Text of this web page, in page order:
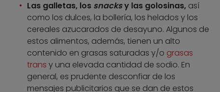
Las galletas, los snacksy las golosinas, así
como los dulces, la bollería, los helados y los
cereales azucarados de desayuno. Algunos de
estos alimentos, además, tienen un alto
contenido en grasas saturadas y/o grasas
trans y una elevada cantidad de sodio. En
general, es prudente desconfiar de los
mensajes publicitarios que se dan de estos